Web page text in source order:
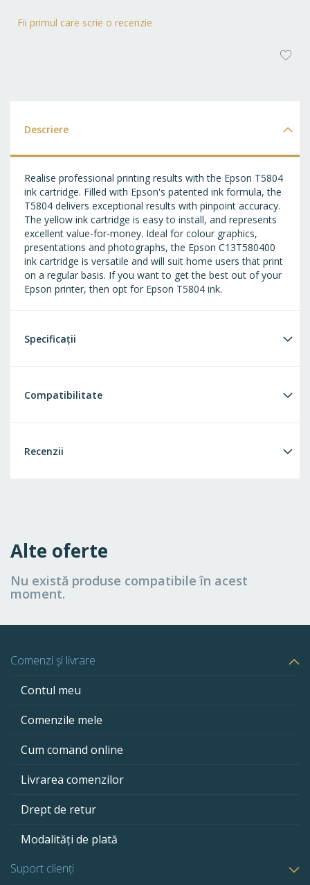
Fii primul care scrie o recenzie
Descriere
Realise professional printing results with the Epson T5804
ink cartridge. Filled with Epson's patented ink formula, the
T5804 delivers exceptional results with pinpoint accuracy.
The yellow ink cartridge is easy to install, and represents
excellent value-for-money. Ideal for colour graphics,
presentations and photographs, the Epson C13T580400
ink cartridge is versatile and will suit home users that print
on a regular basis. If you want to get the best out of your
Epson printer, then opt for Epson T5804 ink.
Specificații
Compatibilitate
Recenzii
Alte oferte
Nu există produse compatibile în acest
moment.
Comenzi și livrare
Contul meu
Comenzile mele
Cum comand online
Livrarea comenzilor
Drept de retur
Modalități de plată
Suport clienți